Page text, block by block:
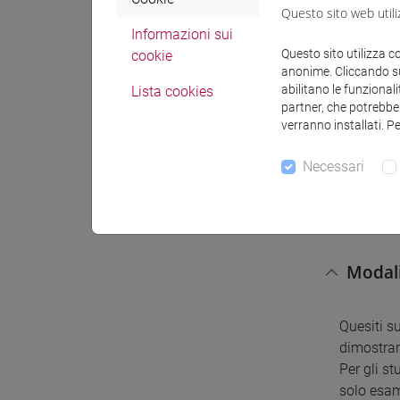
Testi
1 -
Per i
Quesiti
Per gli
solo
Informazioni sui
cookie
Lista cookies
Questo sito web
Questo sito utilizza
anonime. Cliccando
abilitano le
partner, che
verranno installati.
Necessari